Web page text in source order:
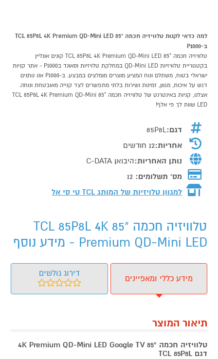
למה כדאי לקנות טלוויזיה חכמה "85 TCL 85P8L 4K Premium QD-Mini LED
ב-P1000
טלוויזיה חכמה "85 TCL 85P8L 4K Premium QD-Mini LED קונים אונליין
בקטגוריית טלוויזיות QD-Mini LED במחלקת טלויזיות וסאונד בP1000 - אתר קניות
ישראלי בטוח, משתלם ונוח המציע מוצרים מומלצים במבצע. ב-P1000 אנו נותנים
דגש על איכות, מגוון, זמינות ושירות בלתי מתפשרים לצד קנייה מאובטחת ונוחה.
אצלנו, קניות באינטרנט של טלוויזיה חכמה "85 TCL 85P8L 4K Premium QD-Mini
LED שוות לך פי אלף!
דגם:85P8L
אחריות:12 חודשים
נותן האחריות:היבואן C-DATA
מס' תשלומים: 12
למגוון טלויזיות של המותג TCL טי סי אל
טלוויזיה חכמה "85 TCL 85P8L 4K
Premium QD-Mini LED - מידע נוסף
מידע כללי ומאפיינים
דירוג גולשים
תיאור המוצר
טלוויזיה חכמה "85 4K Premium QD-Mini LED Google TV
דגם TCL 85P8L